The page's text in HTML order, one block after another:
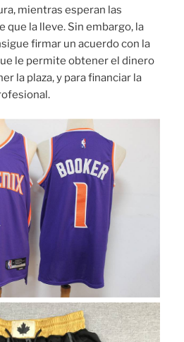
mientras esperan las
que la lleve. Sin embargo, la
firmar un acuerdo con la
le permite obtener el dinero
la plaza, y para financiar la